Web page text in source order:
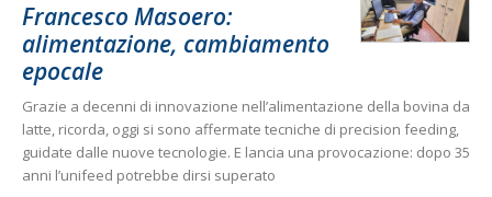
Francesco Masoero:
alimentazione, cambiamento
epocale
Grazie a decenni di innovazione nell’alimentazione della bovina da
latte, ricorda, oggi si sono affermate tecniche di precision feeding,
guidate dalle nuove tecnologie. E lancia una provocazione: dopo 35
anni l’unifeed potrebbe dirsi superato